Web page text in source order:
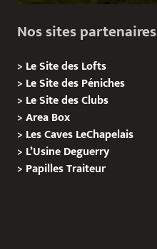
Nos sites partenaires
> Le Site des Lofts
> Le Site des Péniches
> Le Site des Clubs
>Area Box
> Les Caves LeChapelais
> L’Usine Deguerry
> PapillesTraiteur